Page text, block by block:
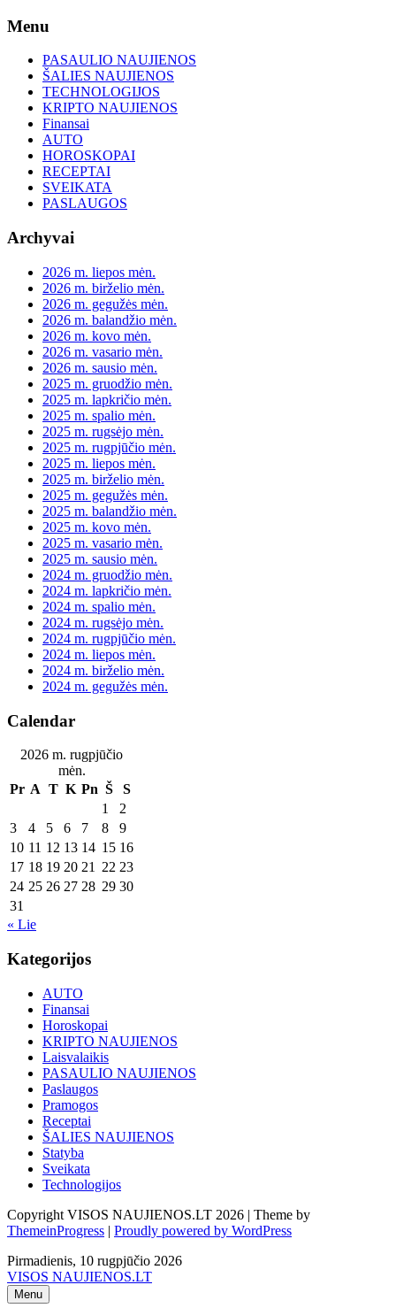
Skip
content
Menu
PASAULIO NAUJIENOS
ŠALIES NAUJIENOS
TECHNOLOGIJOS
KRIPTO NAUJIENOS
Finansai
AUTO
HOROSKOPAI
RECEPTAI
SVEIKATA
PASLAUGOS
Archyvai
2026 m. liepos mėn.
2026 m. birželio mėn.
2026 m. gegužės mėn.
2026 m. balandžio mėn.
2026 m. kovo mėn.
2026 m. vasario mėn.
2026 m. sausio mėn.
2025 m. gruodžio mėn.
2025 m. lapkričio mėn.
2025 m. spalio mėn.
2025 m. rugsėjo mėn.
2025 m. rugpjūčio mėn.
2025 m. liepos mėn.
2025 m. birželio mėn.
2025 m. gegužės mėn.
2025 m. balandžio mėn.
2025 m. kovo mėn.
2025 m. vasario mėn.
2025 m. sausio mėn.
2024 m. gruodžio mėn.
2024 m. lapkričio mėn.
2024 m. spalio mėn.
2024 m. rugsėjo mėn.
2024 m. rugpjūčio mėn.
2024 m. liepos mėn.
2024 m. birželio mėn.
2024 m. gegužės mėn.
Calendar
2026 m. rugpjūčio
mėn.
Pr A T K Pn Š
S
1
2
3
4 5 6 7 8
9
10 11 12 13 14 15 16
17 18 19 20 21 22 23
24 25 26 27 28 29 30
31
« Lie
Kategorijos
AUTO
Finansai
Horoskopai
KRIPTO NAUJIENOS
Laisvalaikis
PASAULIO NAUJIENOS
Paslaugos
Pramogos
Receptai
ŠALIES NAUJIENOS
Statyba
Sveikata
Technologijos
Copyright VISOS NAUJIENOS.LT 2026 | Theme by
ThemeinProgress | Proudly powered by WordPress
Pirmadienis, 10 rugpjūčio 2026
VISOS NAUJIENOS.LT
Menu